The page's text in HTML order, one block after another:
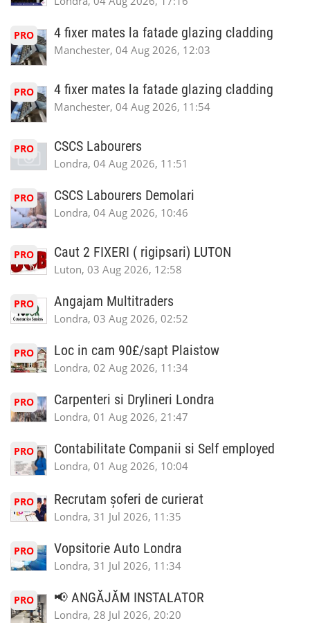
PRO 4 fixer mates la fatade glazing cladding
Manchester, 04 Aug 2026, 12:03
PRO 4 fixer mates la fatade glazing cladding
Manchester, 04 Aug 2026, 11:54
PRO CSCS Labourers
Londra, 04 Aug 2026, 11:51
PRO CSCS Labourers Demolari
Londra, 04 Aug 2026, 10:46
PRO Caut 2 FIXERI ( rigipsari) LUTON
Luton, 03 Aug 2026, 12:58
PRO Angajam Multitraders
Londra, 03 Aug 2026, 02:52
PRO Loc in cam 90£/sapt Plaistow
Londra, 02 Aug 2026, 11:34
PRO Carpenteri si Drylineri Londra
Londra, 01 Aug 2026, 21:47
PRO Contabilitate Companii si Self employed
Londra, 01 Aug 2026, 10:04
PRO Recrutam șoferi de curierat
Londra, 31 Jul 2026, 11:35
PRO Vopsitorie Auto Londra
Londra, 31 Jul 2026, 11:34
PRO 📢 ANGĂJĂM INSTALATOR
Londra, 28 Jul 2026, 20:20